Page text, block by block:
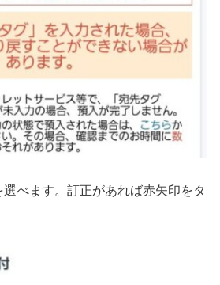
べます。訂正があれば赤矢印をタ